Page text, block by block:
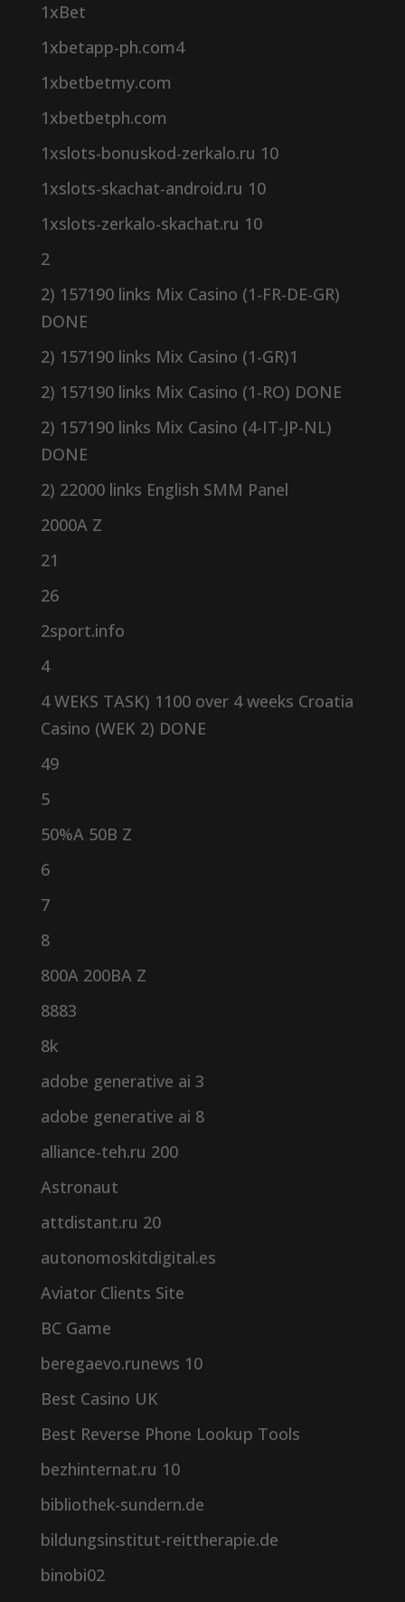
1xBet
1xbetapp-ph.com4
1xbetbetmy.com
1xbetbetph.com
1xslots-bonuskod-zerkalo.ru 10
1xslots-skachat-android.ru 10
1xslots-zerkalo-skachat.ru 10
2
2) 157190 links Mix Casino (1-FR-DE-GR)
DONE
2) 157190 links Mix Casino (1-GR)1
2) 157190 links Mix Casino (1-RO) DONE
2) 157190 links Mix Casino (4-IT-JP-NL)
DONE
2) 22000 links English SMM Panel
2000A Z
21
26
2sport.info
4
4 WEKS TASK) 1100 over 4 weeks Croatia
Casino (WEK 2) DONE
49
5
50%A 50B Z
6
7
8
800A 200BA Z
8883
8k
adobe generative ai 3
adobe generative ai 8
alliance-teh.ru 200
Astronaut
attdistant.ru 20
autonomoskitdigital.es
Aviator Clients Site
BC Game
beregaevo.runews 10
Best Casino UK
Best Reverse Phone Lookup Tools
bezhinternat.ru 10
bibliothek-sundern.de
bildungsinstitut-reittherapie.de
binobi02